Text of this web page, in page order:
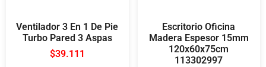
Ventilador 3 En 1 De Pie
Turbo Pared 3 Aspas
$39.111
Escritorio Oficina
Madera Espesor 15mm
120x60x75cm
113302997